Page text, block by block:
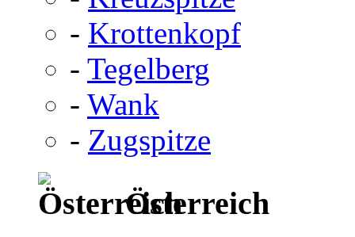
- Krottenkopf
- Tegelberg
- Wank
- Zugspitze
Österreich